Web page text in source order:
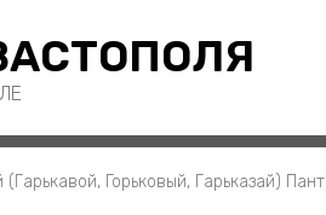
(Гарькавой, Горьковый, Гарьказай)